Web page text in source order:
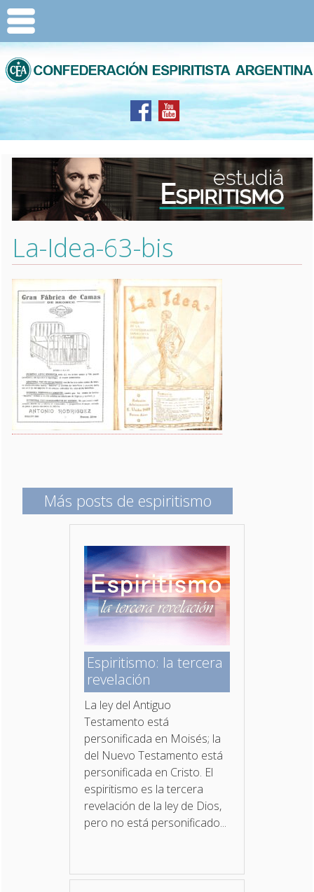
La-Idea-63-bis
Más posts de espiritismo
Espiritismo: la tercera
revelación
La ley del Antiguo
Testamento está
personificada en Moisés; la
del Nuevo Testamento está
personificada en Cristo. El
espiritismo es la tercera
revelación de la ley de Dios,
pero no está personificado...